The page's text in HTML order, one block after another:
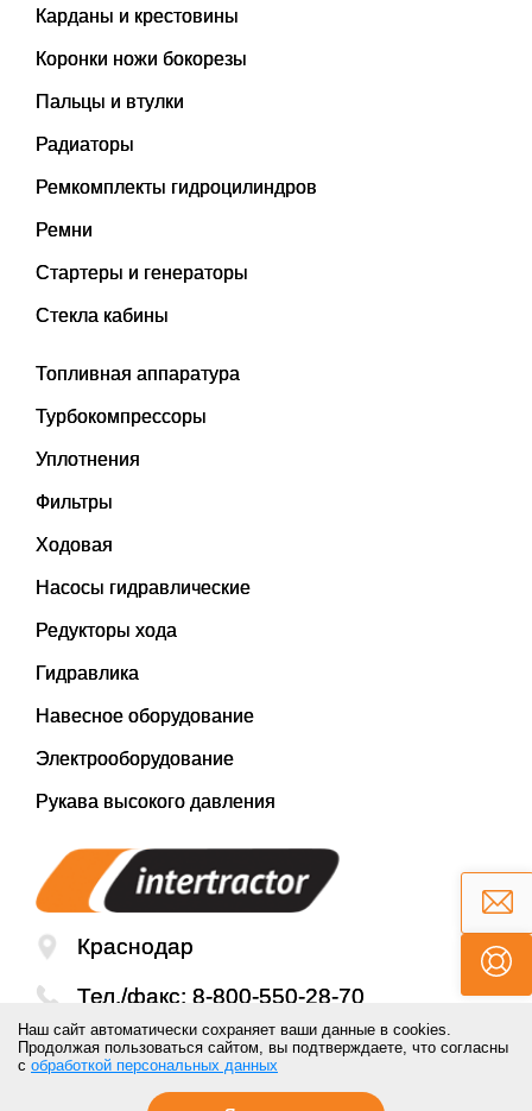
Карданы и крестовины
Коронки ножи бокорезы
Пальцы и втулки
Радиаторы
Ремкомплекты гидроцилиндров
Ремни
Стартеры и генераторы
Стекла кабины
Топливная аппаратура
Турбокомпрессоры
Уплотнения
Фильтры
Ходовая
Насосы гидравлические
Редукторы хода
Гидравлика
Навесное оборудование
Электрооборудование
Рукава высокого давления
Краснодар
Тел./факс: 8-800-550-28-70
Email:mail@inter-tractor.ru
Наш сайт автоматически сохраняет ваши данные в cookies.
Продолжая пользоваться сайтом, вы подтверждаете, что согласны
с обработкой персональных данных